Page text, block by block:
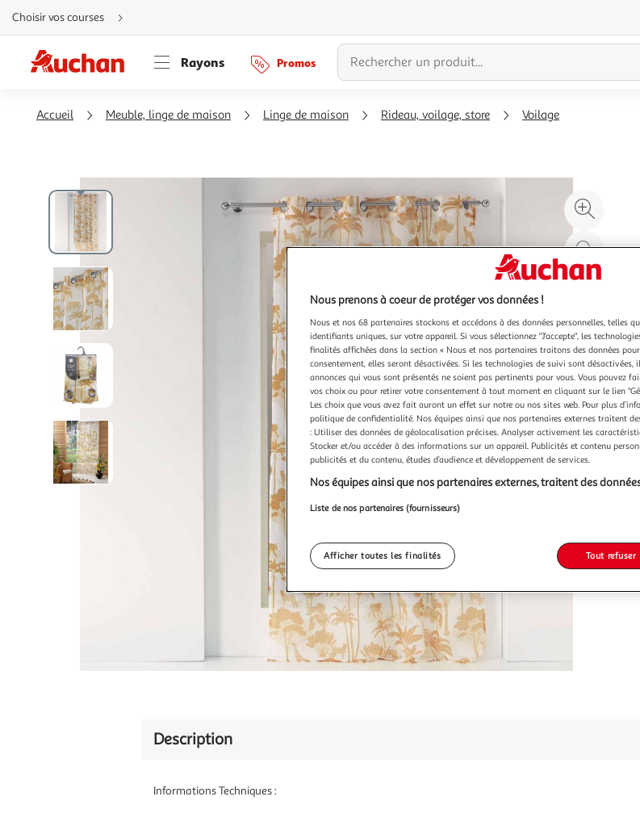
Aller
directement
au
Aller
directement
à
Aller
directement
Choisir vos courses
Rayons Promos
Accueil Meuble, linge de maison Linge de maison Rideau, voilage, store Voilage
à
200%
à
%
Description
Informations Techniques :
Nous prenons à coeur de protéger vos données !
Nous et nos 68 partenaires stockons et accédons à des données personnelles, telles
identifiants uniques, sur votre appareil. Si vous sélectionnez "J'accepte", les
finalités affichées dans la section « Nous et nos partenaires traitons des données
consentement, elles seront désactivées. Si les technologies de suivi sont
annonces qui vous sont présentés ne soient pas pertinents pour vous. Vous pouvez
vos choix ou pour retirer votre consentement à tout moment en cliquant sur le lien
Les choix que vous avez fait auront un effet sur notre ou nos sites web. Pour plus
politique de confidentialité. Nos équipes ainsi que nos partenaires externes traitent
: Utiliser des données de géolocalisation précises. Analyser activement les
Stocker et/ou accéder à des informations sur un appareil. Publicités et contenu
publicités et du contenu, études d’audience et développement de services.
Nos équipes ainsi que nos partenaires externes, traitent des
Liste de nos partenaires (fournisseurs)
Afficher toutes les finalités Tout refuser